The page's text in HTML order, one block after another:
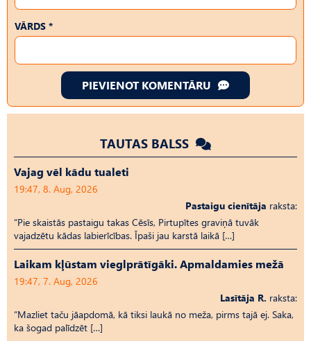
VĀRDS *
PIEVIENOT KOMENTĀRU
TAUTAS BALSS
Vajag vēl kādu tualeti
19:47, 8. Aug, 2026
Pastaigu cienītāja raksta:
“Pie skaistās pastaigu takas Cēsīs, Pirtupītes graviņā tuvāk
vajadzētu kādas labierīcības. Īpaši jau karstā laikā […]
Laikam kļūstam vieglprātīgāki. Apmaldamies mežā
19:47, 7. Aug, 2026
Lasītāja R. raksta:
“Mazliet taču jāapdomā, kā tiksi laukā no meža, pirms tajā ej. Saka,
ka šogad palīdzēt […]